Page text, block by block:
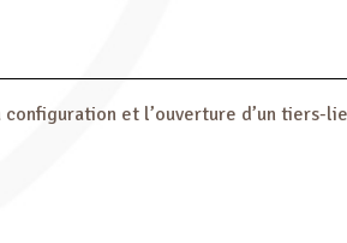
et l’ouverture d’un tiers-